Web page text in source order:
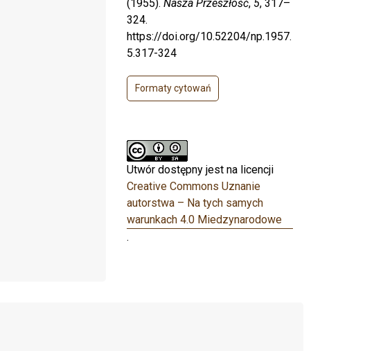
(1955). Nasza Przeszłość, 5, 317–
324.
https://doi.org/10.52204/np.1957.
5.317-324
Formaty cytowań
Utwór dostępny jest na licencji
Creative Commons Uznanie
autorstwa – Na tych samych
warunkach 4.0 Miedzynarodowe
.